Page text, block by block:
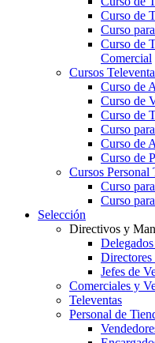
Curso de
Curso
Curso de
Comercial
Cursos
Curso de
Curso de
Curso de
Curso
Curso de
Curso de
Cursos Personal
Curso
Curso
Selección
Directivos y
Directores
Jefes de
Comerciales y
Televentas
Personal de